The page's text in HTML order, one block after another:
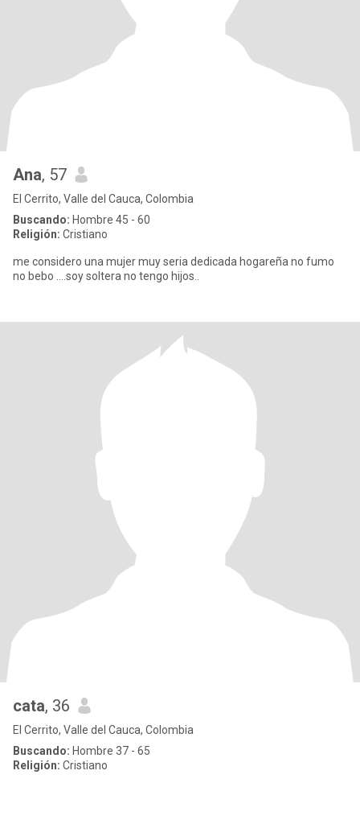
Ana, 57
El Cerrito, Valle del Cauca, Colombia
Buscando: Hombre 45 - 60
Religión: Cristiano
me considero una mujer muy seria dedicada hogareña no fumo
no bebo ....soy soltera no tengo hijos..
cata, 36
El Cerrito, Valle del Cauca, Colombia
Buscando: Hombre 37 - 65
Religión: Cristiano